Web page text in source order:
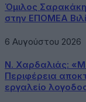
Όμιλος
στην ΕΠΟΜΕΑ
6 Αυγούστου 2026
Ν. Χαρδαλιάς:
Περιφέρεια
εργαλείο